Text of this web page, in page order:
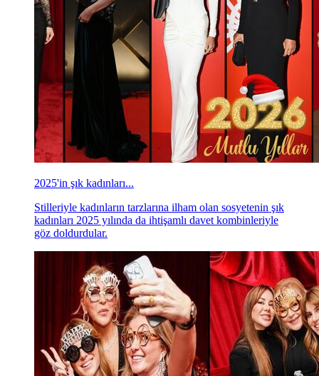
2025'in şık kadınları...
Stilleriyle kadınların tarzlarına ilham olan sosyetenin şık
kadınları 2025 yılında da ihtişamlı davet kombinleriyle
göz doldurdular.